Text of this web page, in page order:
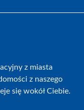
z miasta
z naszego
się wokół Ciebie.